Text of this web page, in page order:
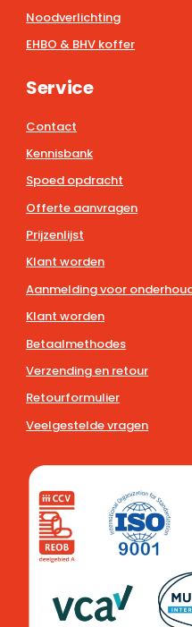
Noodverlichting
EHBO & BHV koffer
Service
Contact
Kennisbank
Spoed opdracht
Offerte aanvragen
Prijzenlijst
Klant worden
Aanmelding voor
Klant worden
Betaalmethodes
Verzending en retour
Retourformulier
Veelgestelde vragen